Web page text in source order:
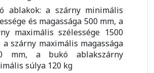
ablakok: a szárny minimális
és magassága 500 mm, a
maximális szélessége 1500
a szárny maximális magassága
mm, a bukó ablakszárny
súlya 120 kg